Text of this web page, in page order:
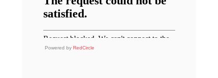
Powered by RedCircle